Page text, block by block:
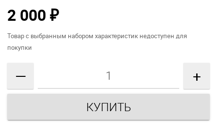
2 000 ₽
Товар с выбранным набором характеристик недоступен для
покупки
— +